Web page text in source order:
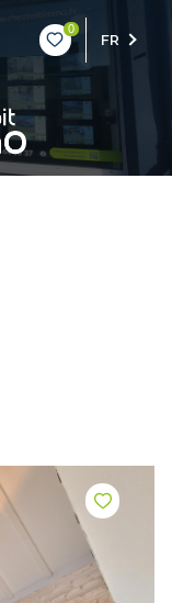
0
FR